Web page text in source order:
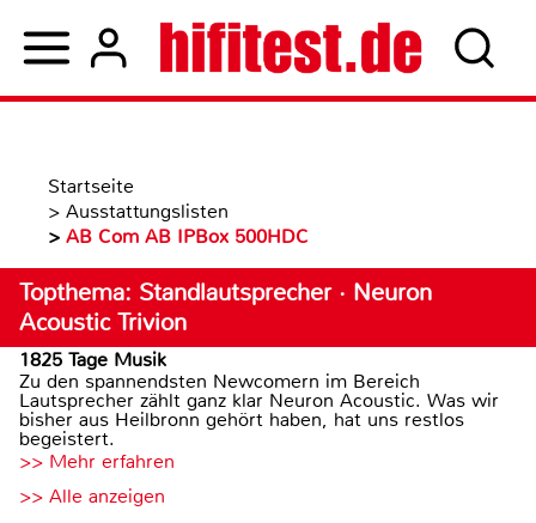
Startseite
> Ausstattungslisten
> AB Com AB IPBox 500HDC
Topthema: Standlautsprecher · Neuron
Acoustic Trivion
1825 Tage Musik
Zu den spannendsten Newcomern im Bereich
Lautsprecher zählt ganz klar Neuron Acoustic. Was wir
bisher aus Heilbronn gehört haben, hat uns restlos
begeistert.
>> Mehr erfahren
>> Alle anzeigen